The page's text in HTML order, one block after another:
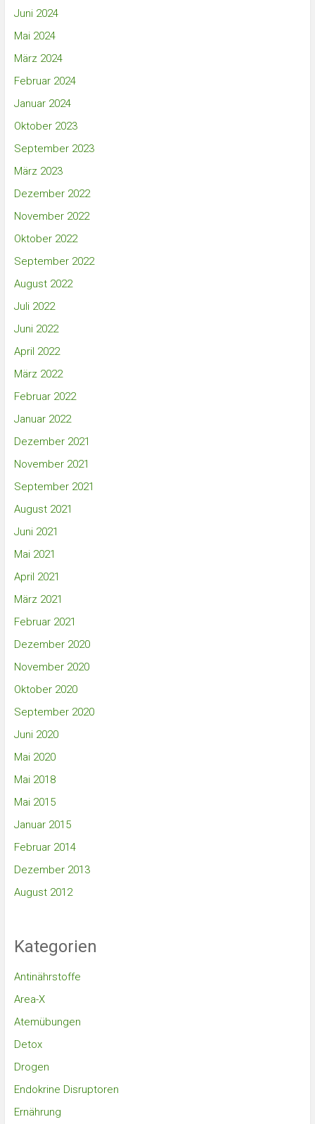
Juni 2024
Mai 2024
März 2024
Februar 2024
Januar 2024
Oktober 2023
September 2023
März 2023
Dezember 2022
November 2022
Oktober 2022
September 2022
August 2022
Juli 2022
Juni 2022
April 2022
März 2022
Februar 2022
Januar 2022
Dezember 2021
November 2021
September 2021
August 2021
Juni 2021
Mai 2021
April 2021
März 2021
Februar 2021
Dezember 2020
November 2020
Oktober 2020
September 2020
Juni 2020
Mai 2020
Mai 2018
Mai 2015
Januar 2015
Februar 2014
Dezember 2013
August 2012
Kategorien
Antinährstoffe
Area-X
Atemübungen
Detox
Drogen
Endokrine Disruptoren
Ernährung